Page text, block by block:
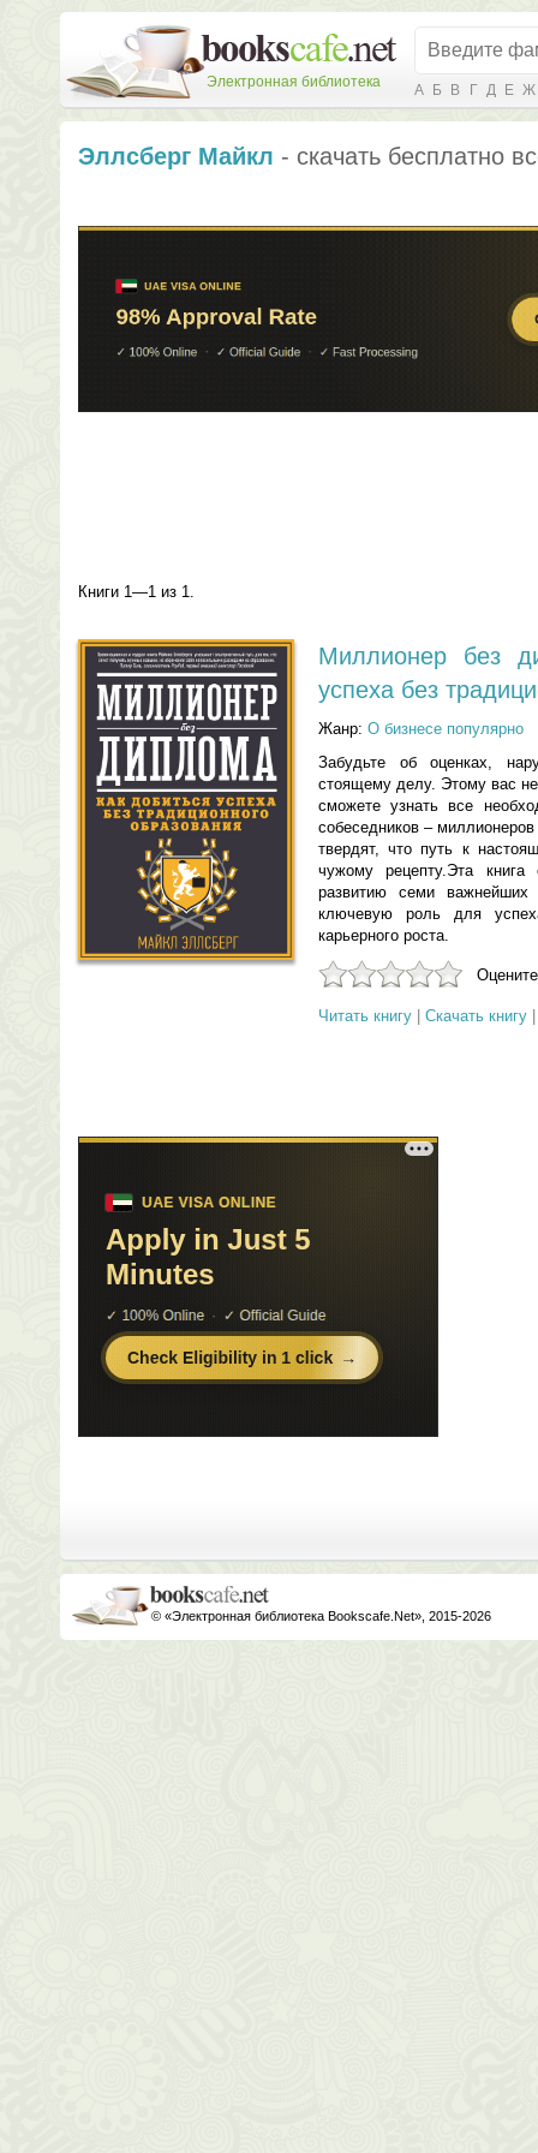
Электронная библиотека А Б В Г Д Е Ж
Эллсберг Майкл - скачать бесплатно
Книги 1—1 из 1.
Миллионер без
успеха без
Жанр: О бизнесе популярно
Забудьте об оценках,
стоящему делу. Этому вас
сможете узнать все
собеседников –
твердят, что путь к
чужому рецепту.Эта книга
развитию семи важнейших
ключевую роль для
карьерного роста.
Читать книгу Скачать книгу
© «Электронная библиотека Bookscafe.Net», 2015-2026